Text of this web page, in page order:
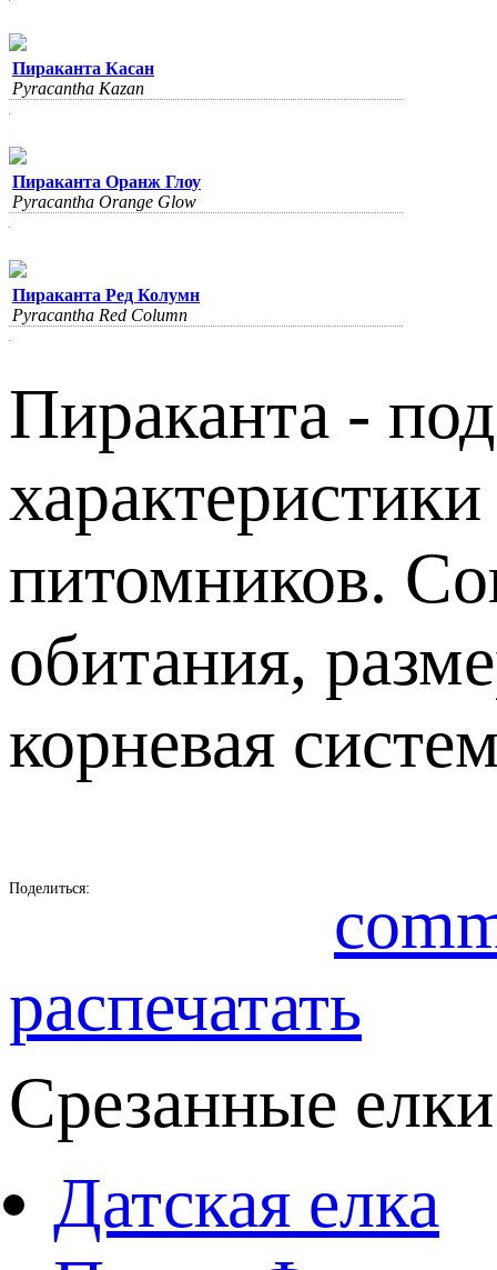
Пираканта Касан
Pyracantha Kazan
Пираканта Оранж Глоу
Pyracantha Orange Glow
Пираканта Ред Колумн
Pyracantha Red Column
Пираканта -
питомников.
обитания,
корневая
Поделиться:
распечатать
Срезанные
Датская елка